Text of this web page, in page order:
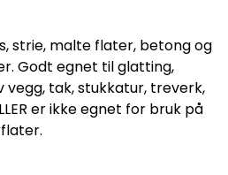
strie, malte flater, betong og
Godt egnet til glatting,
vegg, tak, stukkatur, treverk,
er ikke egnet for bruk på